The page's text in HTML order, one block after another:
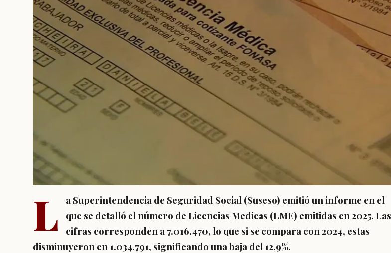
L
a Superintendencia de Seguridad Social (Suseso) emitió un informe en el
que se detalló el número de Licencias Medicas (LME) emitidas en 2025. Las
cifras corresponden a 7.016.470, lo que si se compara con 2024, estas
disminuyeron en 1.034.791, significando una baja del 12,9%.